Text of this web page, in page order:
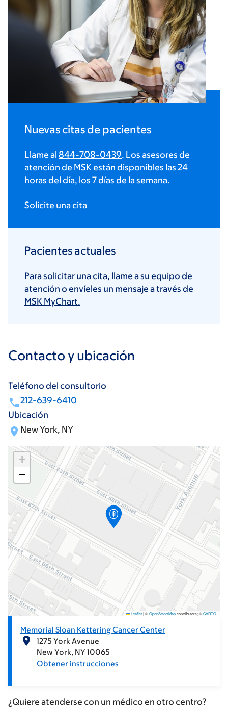
Nuevas citas de pacientes
Llame al 844-708-0439. Los asesores de
atención de MSK están disponibles las 24
horas del día, los 7 días de la semana.
Solicite una cita
Pacientes actuales
Para solicitar una cita, llame a su equipo de
atención o envíeles un mensaje a través de
MSK MyChart.
Contacto y ubicación
Teléfono del consultorio
212-639-6410
Ubicación
New York, NY
Memorial Sloan Kettering Cancer Center
1275 York Avenue
New York NY 10065
Obtener instrucciones
+
−
Leaflet|©OpenStreetMapcontributors; ©CARTO.
¿Quiere atenderse con un médico en otro centro?